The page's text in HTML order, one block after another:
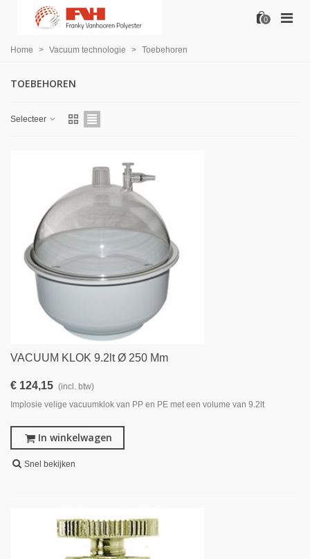
0
Home > Vacuum technologie > Toebehoren
TOEBEHOREN
Selecteer
VACUUM KLOK 9.2lt Ø 250 Mm
€ 124,15 (incl. btw)
Implosie velige vacuumklok van PP en PE met een volume van 9.2lt
In winkelwagen
Snel bekijken